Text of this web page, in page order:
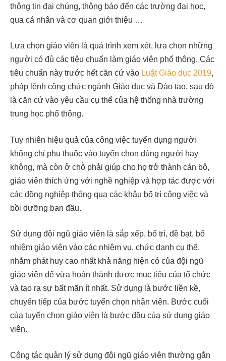
thông tin đại chúng, thông báo đến các trường đại học,
qua cá nhân và cơ quan giới thiệu …
Lựa chọn giáo viên là quá trình xem xét, lựa chọn những
người có đủ các tiêu chuẩn làm giáo viên phổ thông. Các
tiêu chuẩn này trước hết căn cứ vào Luật Giáo dục 2019,
pháp lệnh công chức ngành Giáo dục và Đào tạo, sau đó
là căn cứ vào yêu cầu cụ thể của hệ thống nhà trường
trung học phổ thông.
Tuy nhiên hiệu quả của công việc tuyển dụng người
không chỉ phụ thuộc vào tuyển chọn đúng người hay
không, mà còn ở chỗ phải giúp cho họ trở thành cán bộ,
giáo viên thích ứng với nghề nghiệp và hợp tác được với
các đồng nghiệp thông qua các khâu bố trí công việc và
bồi dưỡng ban đầu.
Sử dụng đội ngũ giáo viên là sắp xếp, bố trí, đề bạt, bổ
nhiệm giáo viên vào các nhiệm vụ, chức danh cụ thể,
nhằm phát huy cao nhất khả năng hiện có của đội ngũ
giáo viên để vừa hoàn thành được mục tiêu của tổ chức
và tạo ra sự bất mãn ít nhất. Sử dụng là bước liền kề,
chuyển tiếp của bước tuyển chọn nhân viên. Bước cuối
của tuyển chọn giáo viên là bước đầu của sử dụng giáo
viên.
Công tác quản lý sử dụng đội ngũ giáo viên thường gắn